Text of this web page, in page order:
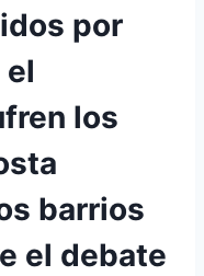
por
el
los
barrios
el debate